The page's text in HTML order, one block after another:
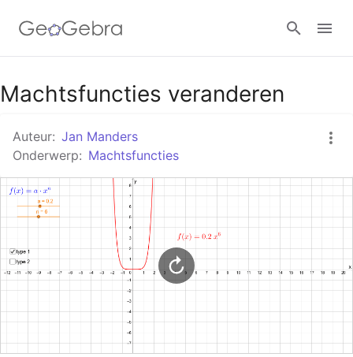
Google Classroom
GeoGebra Klaslokaal
Aanmelden
Machtsfuncties veranderen
Auteur: Jan Manders
Onderwerp: Machtsfuncties